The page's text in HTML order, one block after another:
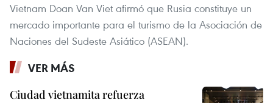
Vietnam Doan Van Viet afirmó que Rusia constituye un
mercado importante para el turismo de la Asociación de
Naciones del Sudeste Asiático (ASEAN).
VER MÁS
Ciudad vietnamita refuerza